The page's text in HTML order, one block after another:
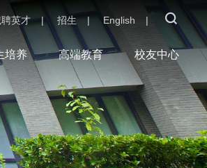
英才 | 招生 | English |
培养 高端教育 校友中心